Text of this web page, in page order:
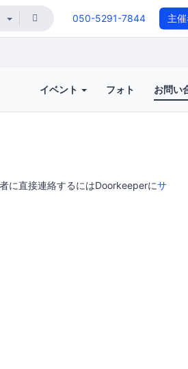
050-5291-7844 主
イベント フォト お問い
に直接連絡するにはDoorkeeperにサ